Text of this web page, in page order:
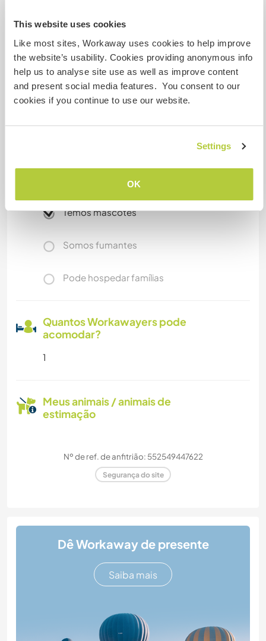
This website uses cookies
Like most sites, Workaway uses cookies to help improve
the website’s usability. Cookies providing anonymous info
help us to analyse site use as well as improve content
and present social media features. You consent to our
cookies if you continue to use our website.
Settings
OK
We are well connected to Monza, Lecco, Milano
The village where we live is small but very nice, it is
a green area perfect if you ike to go by bycicle,
jogging, or ride an horse!
Mais alguns detalhes
Acesso à internet limitado
Temos mascotes
Somos fumantes
Pode hospedar famílias
Quantos Workawayers pode
acomodar?
1
Meus animais / animais de
estimação
Nº de ref. de anfitrião: 552549447622
Segurança do site
Dê Workaway de presente
Saiba mais